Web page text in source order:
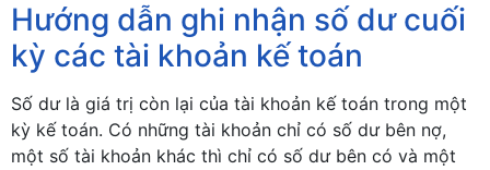
Hướng dẫn ghi nhận số dư cuối
kỳ các tài khoản kế toán
Số dư là giá trị còn lại của tài khoản kế toán trong một
kỳ kế toán. Có những tài khoản chỉ có số dư bên nợ,
một số tài khoản khác thì chỉ có số dư bên có và một